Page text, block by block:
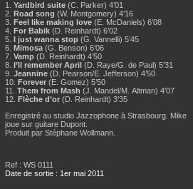
1. Yardbird suite (C. Parker) 4’01
2. Road song (W. Montgomery) 4’16
3. Feel like making love (E. McDaniels) 6’08
4. For Babik (D. Reinhardt) 6’02
5. I just wanna stop (G. Vannelli) 5’45
6. Mimosa (G. Benson) 6’06
7. Vamp (D. Reinhardt) 4’50
8. I’ll remember April (D. Raye/G. de Paul) 5’31
9. Jeannine (D. Pearson/E. Jefferson) 4’50
10. Forever (E. Gomez) 5’50
11. Them from Mash (J. Mandel/M. Altman) 4’07
12. Flèche d’or (D. Reinhardt) 3’35
Enregistré au studio Jazzophone à Strasbourg. Mike
joue sur guitare Dupont.
Produit par Stéphane Wollmann.
Ref : WS 0111
Date de sortie : 1er mai 2011